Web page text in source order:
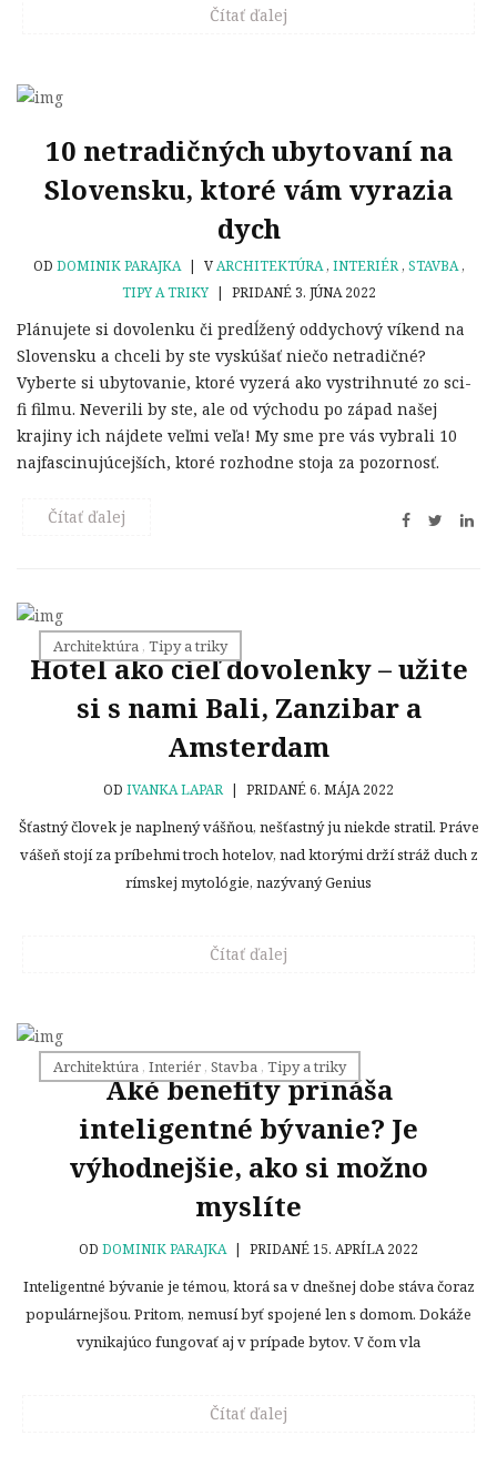
Čítať ďalej
10 netradičných ubytovaní na
Slovensku, ktoré vám vyrazia
dych
OD DOMINIK PARAJKA | VARCHITEKTÚRA, INTERIÉR, STAVBA,
TIPY A TRIKY | PRIDANÉ 3. JÚNA 2022
Plánujete si dovolenku či predĺžený oddychový víkend na
Slovensku a chceli by ste vyskúšať niečo netradičné?
Vyberte si ubytovanie, ktoré vyzerá ako vystrihnuté zo sci-
fi filmu. Neverili by ste, ale od východu po západ našej
krajiny ich nájdete veľmi veľa! My sme pre vás vybrali 10
najfascinujúcejších, ktoré rozhodne stoja za pozornosť.
Čítať ďalej
Architektúra , Tipy a triky
Hotel ako cieľ dovolenky – užite
si s nami Bali, Zanzibar a
Amsterdam
OD IVANKA LAPAR | PRIDANÉ 6. MÁJA 2022
Šťastný človek je naplnený vášňou, nešťastný ju niekde stratil. Práve
vášeň stojí za príbehmi troch hotelov, nad ktorými drží stráž duch z
rímskej mytológie, nazývaný Genius
Čítať ďalej
Architektúra , Interiér , Stavba , Tipy a triky
Aké benefity prináša
inteligentné bývanie? Je
výhodnejšie, ako si možno
myslíte
OD DOMINIK PARAJKA | PRIDANÉ 15. APRÍLA 2022
Inteligentné bývanie je témou, ktorá sa v dnešnej dobe stáva čoraz
populárnejšou. Pritom, nemusí byť spojené len s domom. Dokáže
vynikajúco fungovať aj v prípade bytov. V čom vla
Čítať ďalej